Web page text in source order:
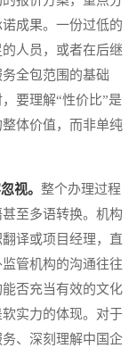
成果。一份过低的
人员，或者在后继
全包范围的基础
要理解“性价比”是
体价值，而非单纯
视。 整个办理过程
至多语转换。机构
译或项目经理，直
管机构的沟通往往
否充当有效的文化
实力的体现。对于
、深刻理解中国企